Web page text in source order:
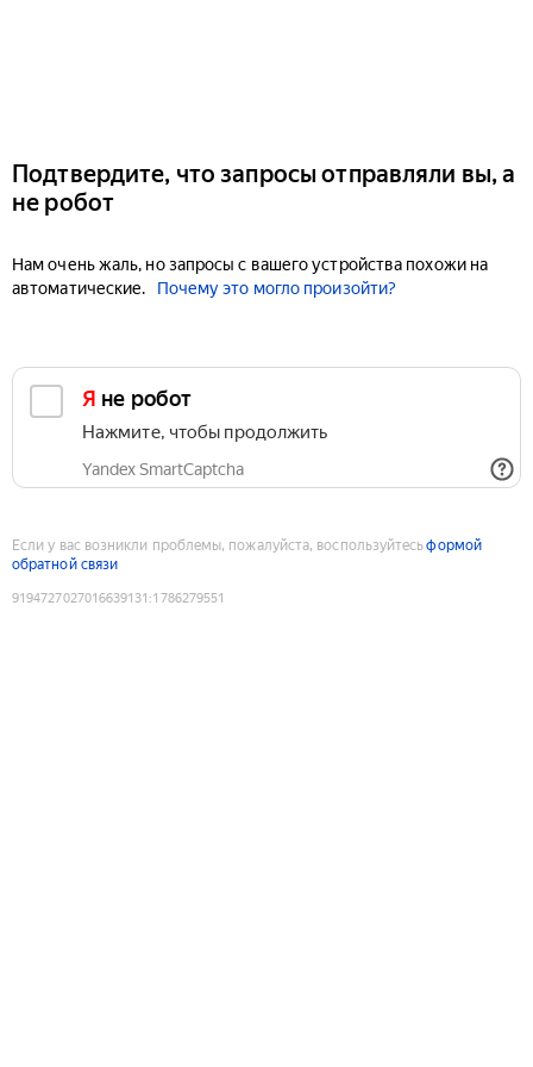
Подтвердите, что запросы отправляли вы, а
не робот
Нам очень жаль, но запросы с вашего устройства похожи на
автоматические.
Почему это могло произойти?
Я не робот
Нажмите, чтобы продолжить
Yandex SmartCaptcha
Если у вас возникли проблемы, пожалуйста, воспользуйтесьформой
обратной связи
9194727027016639131 :1786279551